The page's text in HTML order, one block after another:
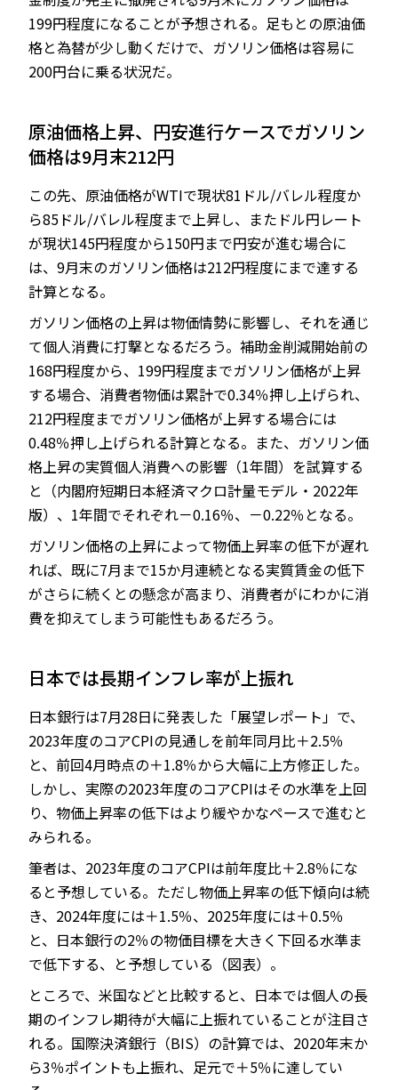
199円程度になることが予想される。足もとの原油価
格と為替が少し動くだけで、ガソリン価格は容易に
200円台に乗る状況だ。
原油価格上昇、円安進行ケースでガソリン
価格は9月末212円
この先、原油価格がWTIで現状81ドル/バレル程度か
ら85ドル/バレル程度まで上昇し、またドル円レート
が現状145円程度から150円まで円安が進む場合に
は、9月末のガソリン価格は212円程度にまで達する
計算となる。
ガソリン価格の上昇は物価情勢に影響し、それを通じ
て個人消費に打撃となるだろう。補助金削減開始前の
168円程度から、199円程度までガソリン価格が上昇
する場合、消費者物価は累計で0.34％押し上げられ、
212円程度までガソリン価格が上昇する場合には
0.48％押し上げられる計算となる。また、ガソリン価
格上昇の実質個人消費への影響（1年間）を試算する
と（内閣府短期日本経済マクロ計量モデル・2022年
版）、1年間でそれぞれ－0.16％、－0.22％となる。
ガソリン価格の上昇によって物価上昇率の低下が遅れ
れば、既に7月まで15か月連続となる実質賃金の低下
がさらに続くとの懸念が高まり、消費者がにわかに消
費を抑えてしまう可能性もあるだろう。
日本では長期インフレ率が上振れ
日本銀行は7月28日に発表した「展望レポート」で、
2023年度のコアCPIの見通しを前年同月比＋2.5％
と、前回4月時点の＋1.8％から大幅に上方修正した。
しかし、実際の2023年度のコアCPIはその水準を上回
り、物価上昇率の低下はより緩やかなペースで進むと
みられる。
筆者は、2023年度のコアCPIは前年度比＋2.8％にな
ると予想している。ただし物価上昇率の低下傾向は続
き、2024年度には＋1.5％、2025年度には＋0.5％
と、日本銀行の2％の物価目標を大きく下回る水準ま
で低下する、と予想している（図表）。
ところで、米国などと比較すると、日本では個人の長
期のインフレ期待が大幅に上振れていることが注目さ
れる。国際決済銀行（BIS）の計算では、2020年末か
ら3％ポイントも上振れ、足元で＋5％に達してい